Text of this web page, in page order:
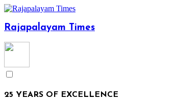
Rajapalayam Times
25 YEARS OF EXCELLENCE